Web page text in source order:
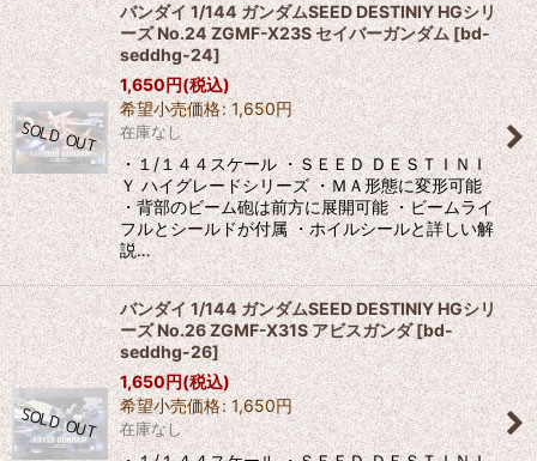
バンダイ 1/144 ガンダムSEED DESTINIY HGシリ
ーズ No.24 ZGMF-X23S セイバーガンダム[bd-
seddhg-24]
1,650円(税込)
希望小売価格: 1,650円
在庫なし
・１/１４４スケール ・ＳＥＥＤ ＤＥＳＴＩＮＩ
Ｙ ハイグレードシリーズ ・ＭＡ形態に変形可能
・背部のビーム砲は前方に展開可能 ・ビームライ
フルとシールドが付属 ・ホイルシールと詳しい解
説…
バンダイ 1/144 ガンダムSEED DESTINIY HGシリ
ーズ No.26 ZGMF-X31S アビスガンダ[bd-
seddhg-26]
1,650円(税込)
希望小売価格: 1,650円
在庫なし